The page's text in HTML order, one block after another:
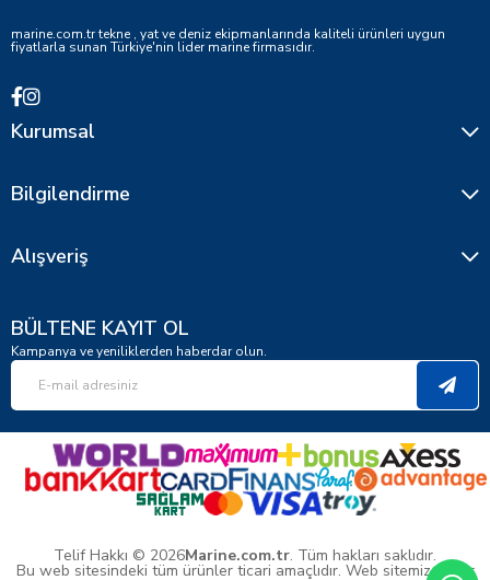
marine.com.tr tekne , yat ve deniz ekipmanlarında kaliteli ürünleri uygun
fiyatlarla sunan Türkiye'nin lider marine firmasıdır.
Kurumsal
Bilgilendirme
Alışveriş
BÜLTENE KAYIT OL
Kampanya ve yeniliklerden haberdar olun.
Telif Hakkı © 2026Marine.com.tr. Tüm hakları saklıdır.
Bu web sitesindeki tüm ürünler ticari amaçlıdır. Web sitemizde yer